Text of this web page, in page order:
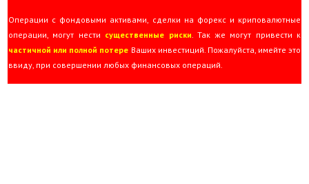
Операции с фондовыми активами, сделки на форекс и криповалютные
операции, могут нести существенные риски . Так же могут привести к
частичной или полной потере Ваших инвестиций. Пожалуйста, имейте это
ввиду, при совершении любых финансовых операций.